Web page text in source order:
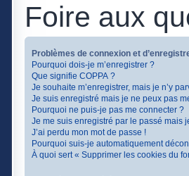
Foire aux
Problèmes de connexion et
Pourquoi dois-je m’enregistrer ?
Que signifie COPPA ?
Je souhaite m’enregistrer, mais je n’y
Je suis enregistré mais je ne peux pas
Pourquoi ne puis-je pas me connecter ?
Je me suis enregistré par le passé mais
J’ai perdu mon mot de passe !
Pourquoi suis-je automatiquement
À quoi sert « Supprimer les cookies du